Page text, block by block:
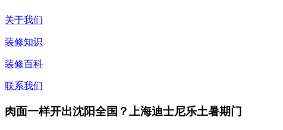
关于我们
装修知识
装修百科
联系我们
肉面一样开出沈阳全国？上海迪士尼乐土暑期门